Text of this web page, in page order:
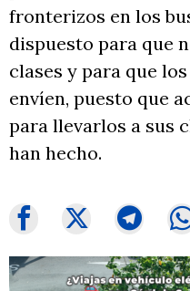
fronterizos en los
dispuesto para que
clases y para que
envíen, puesto que
para llevarlos a sus
han hecho.